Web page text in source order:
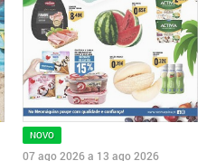
NOVO
07 ago 2026 a 13 ago 2026